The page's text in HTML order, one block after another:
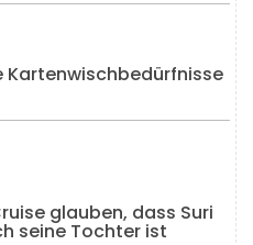
Kartenwischbedürfnisse
glauben, dass Suri
seine Tochter ist